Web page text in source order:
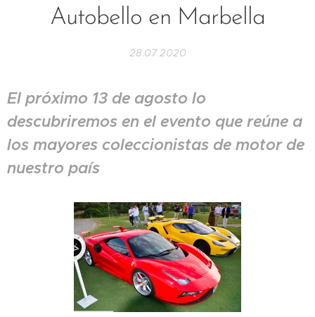
Autobello en Marbella
28.07.2020
El próximo 13 de agosto lo
descubriremos en el evento que reúne a
los mayores coleccionistas de motor de
nuestro país